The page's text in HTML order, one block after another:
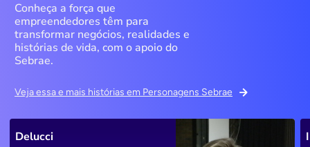
Conheça a força que
empreendedores têm para
transformar negócios, realidades e
histórias de vida, com o apoio do
Sebrae.
Veja essa e mais histórias em Personagens Sebrae
Delucci